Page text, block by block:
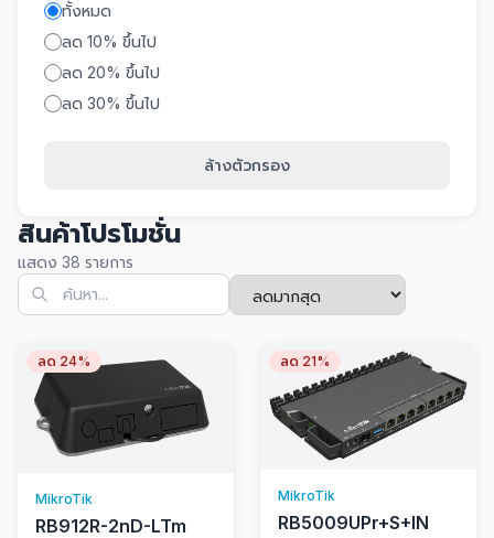
ทั้งหมด
ลด 10% ขึ้นไป
ลด 20% ขึ้นไป
ลด 30% ขึ้นไป
ล้างตัวกรอง
สินค้าโปรโมชั่น
แสดง 38 รายการ
ลด 24%
MikroTik
RB912R-2nD-LTm
ลด 21%
MikroTik
RB5009UPr+S+IN